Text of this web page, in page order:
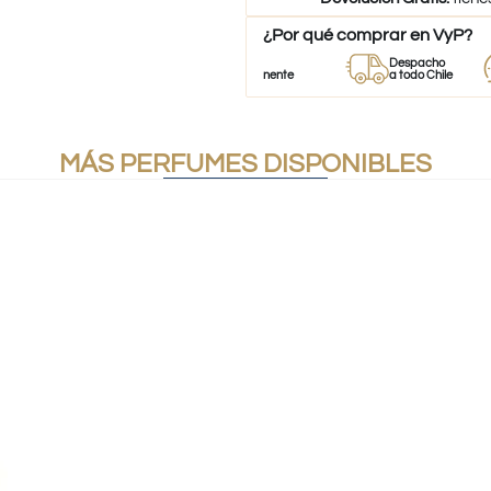
¿Por qué comprar en VyP?
Despacho
a todo Chile
24
MÁS PERFUMES DISPONIBLES